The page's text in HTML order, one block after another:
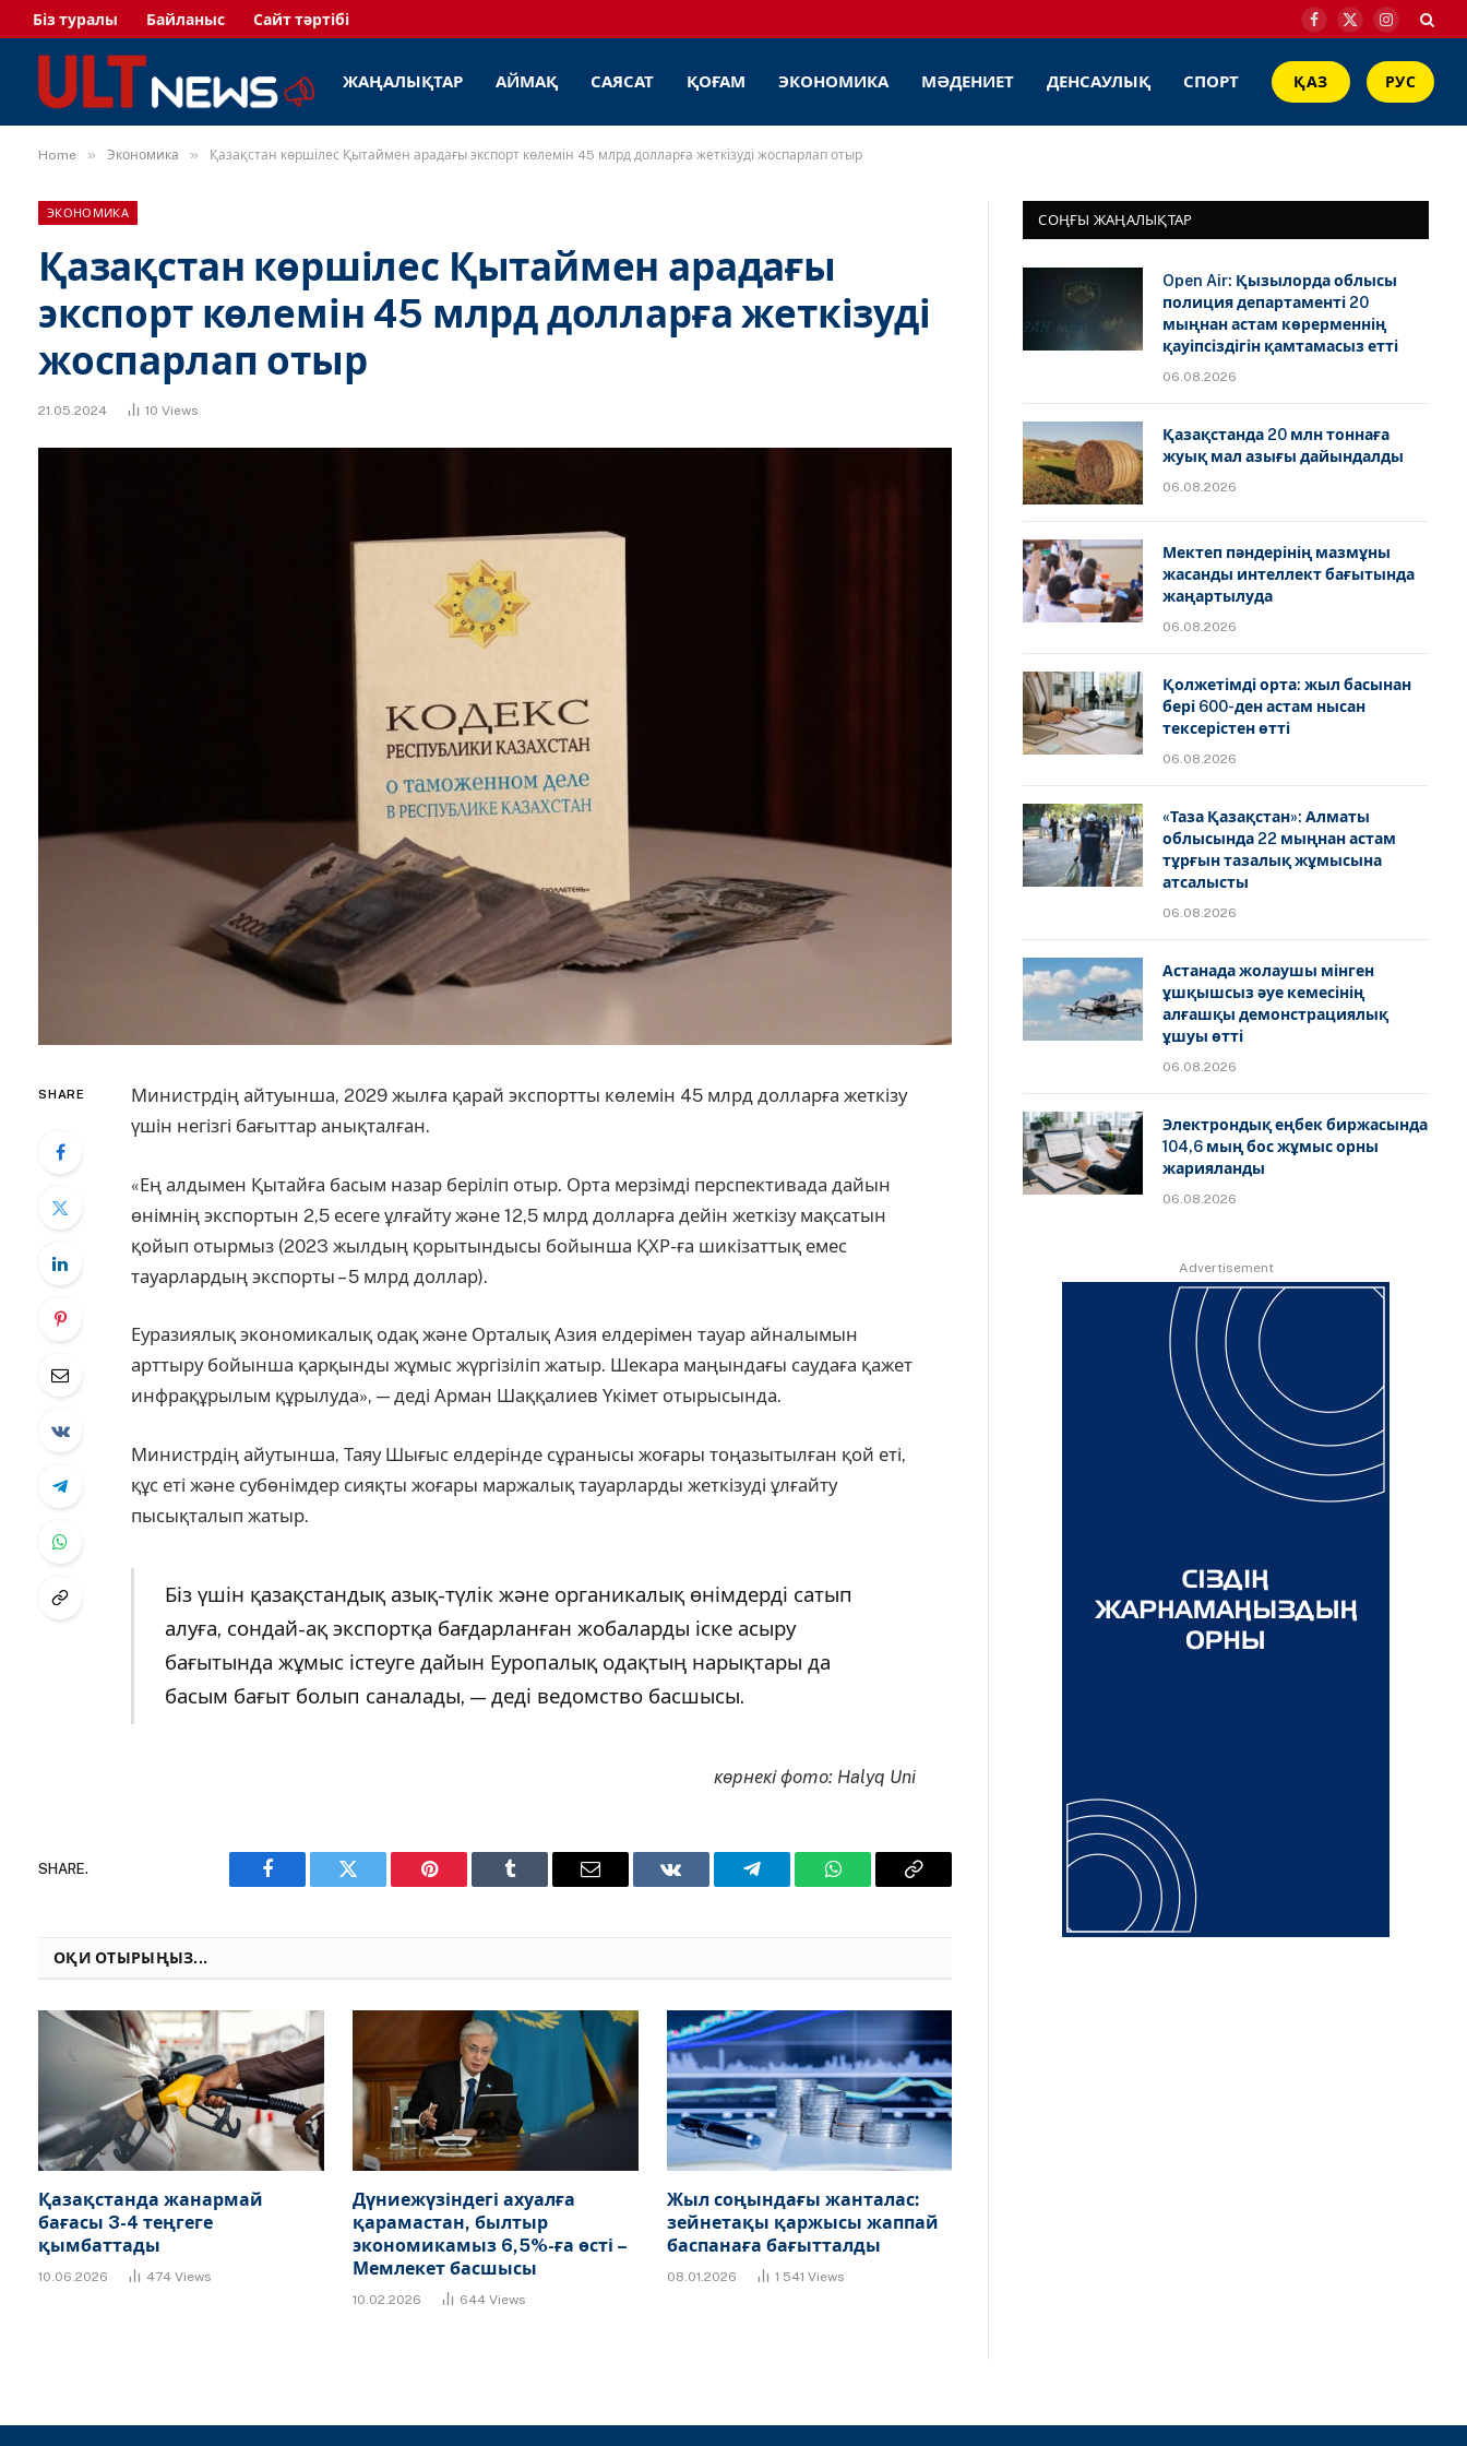
Біз туралы Байланыс Сайт тәртібі
Facebook
X
Instagram
ЖАҢАЛЫҚТАР АЙМАҚ САЯСАТ ҚОҒАМ ЭКОНОМИКА МӘДЕНИЕТ ДЕНСАУЛЫҚ СПОРТ ҚАЗ РУС
Home » Экономика » Қазақстан көршілес Қытаймен арадағы экспорт көлемін 45 млрд долларға жеткізуді жоспарлап отыр
ЭКОНОМИКА
Қазақстан көршілес Қытаймен арадағы
экспорт көлемін 45 млрд долларға жеткізуді
жоспарлап отыр
21.05.2024 10 Views
SHARE
Министрдің айтуынша, 2029 жылға қарай экспортты көлемін 45 млрд долларға жеткізу
үшін негізгі бағыттар анықталған.
«Ең алдымен Қытайға басым назар беріліп отыр. Орта мерзімді перспективада дайын
өнімнің экспортын 2,5 есеге ұлғайту және 12,5 млрд долларға дейін жеткізу мақсатын
қойып отырмыз (2023 жылдың қорытындысы бойынша ҚХР-ға шикізаттық емес
тауарлардың экспорты – 5 млрд доллар).
Еуразиялық экономикалық одақ және Орталық Азия елдерімен тауар айналымын
арттыру бойынша қарқынды жұмыс жүргізіліп жатыр. Шекара маңындағы саудаға қажет
инфрақұрылым құрылуда», — деді Арман Шаққалиев Үкімет отырысында.
Министрдің айутынша, Таяу Шығыс елдерінде сұранысы жоғары тоңазытылған қой еті,
құс еті және субөнімдер сияқты жоғары маржалық тауарларды жеткізуді ұлғайту
пысықталып жатыр.
Біз үшін қазақстандық азық-түлік және органикалық өнімдерді сатып
алуға, сондай-ақ экспортқа бағдарланған жобаларды іске асыру
бағытында жұмыс істеуге дайын Еуропалық одақтың нарықтары да
басым бағыт болып саналады, — деді ведомство басшысы.
көрнекі фото: Halyq Uni
SHARE.
Facebook Twitter Pinterest Tumblr Email VKontakteTelegram WhatsAppCopy
ОҚИ ОТЫРЫҢЫЗ...
Қазақстанда жанармай
бағасы 3-4 теңгеге
қымбаттады
10.06.2026 474 Views
Дүниежүзіндегі ахуалға
қарамастан, былтыр
экономикамыз 6,5%-ға өсті –
Мемлекет басшысы
10.02.2026 644 Views
Жыл соңындағы жанталас:
зейнетақы қаржысы жаппай
баспанаға бағытталды
08.01.2026 1 541 Views
СОҢҒЫ ЖАҢАЛЫҚТАР
Open Air: Қызылорда облысы
полиция департаменті 20
мыңнан астам көрерменнің
қауіпсіздігін қамтамасыз етті
06.08.2026
Қазақстанда 20 млн тоннаға
жуық мал азығы дайындалды
06.08.2026
Мектеп пәндерінің мазмұны
жасанды интеллект бағытында
жаңартылуда
06.08.2026
Қолжетімді орта: жыл басынан
бері 600-ден астам нысан
тексерістен өтті
06.08.2026
«Таза Қазақстан»: Алматы
облысында 22 мыңнан астам
тұрғын тазалық жұмысына
атсалысты
06.08.2026
Астанада жолаушы мінген
ұшқышсыз әуе кемесінің
алғашқы демонстрациялық
ұшуы өтті
06.08.2026
Электрондық еңбек биржасында
104,6 мың бос жұмыс орны
жарияланды
06.08.2026
Advertisement